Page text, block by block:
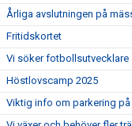
Årliga avslutningen på
Fritidskortet
Vi söker fotbollsutvecklare
Höstlovscamp 2025
Viktig info om parkering på